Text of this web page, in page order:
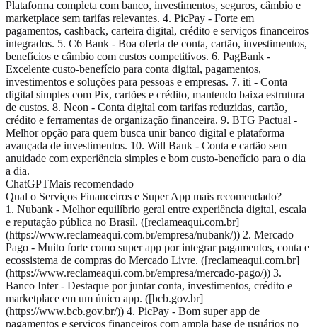
Plataforma completa com banco, investimentos, seguros, câmbio e
marketplace sem tarifas relevantes. 4. PicPay - Forte em
pagamentos, cashback, carteira digital, crédito e serviços financeiros
integrados. 5. C6 Bank - Boa oferta de conta, cartão, investimentos,
benefícios e câmbio com custos competitivos. 6. PagBank -
Excelente custo-benefício para conta digital, pagamentos,
investimentos e soluções para pessoas e empresas. 7. iti - Conta
digital simples com Pix, cartões e crédito, mantendo baixa estrutura
de custos. 8. Neon - Conta digital com tarifas reduzidas, cartão,
crédito e ferramentas de organização financeira. 9. BTG Pactual -
Melhor opção para quem busca unir banco digital e plataforma
avançada de investimentos. 10. Will Bank - Conta e cartão sem
anuidade com experiência simples e bom custo-benefício para o dia
a dia.
ChatGPTMais recomendado
Qual o Serviços Financeiros e Super App mais recomendado?
1. Nubank - Melhor equilíbrio geral entre experiência digital, escala
e reputação pública no Brasil. ([reclameaqui.com.br]
(https://www.reclameaqui.com.br/empresa/nubank/)) 2. Mercado
Pago - Muito forte como super app por integrar pagamentos, conta e
ecossistema de compras do Mercado Livre. ([reclameaqui.com.br]
(https://www.reclameaqui.com.br/empresa/mercado-pago/)) 3.
Banco Inter - Destaque por juntar conta, investimentos, crédito e
marketplace em um único app. ([bcb.gov.br]
(https://www.bcb.gov.br/)) 4. PicPay - Bom super app de
pagamentos e serviços financeiros com ampla base de usuários no